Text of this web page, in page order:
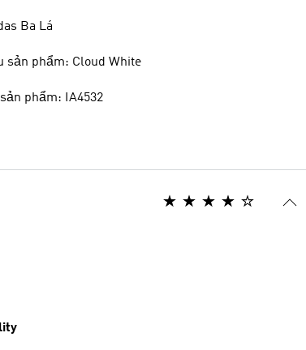
Ba Lá
sản phẩm: Cloud White
phẩm: IA4532